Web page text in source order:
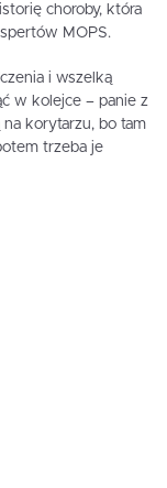
choroby, która
MOPS.
i wszelką
w kolejce – panie z
na korytarzu, bo tam
trzeba je